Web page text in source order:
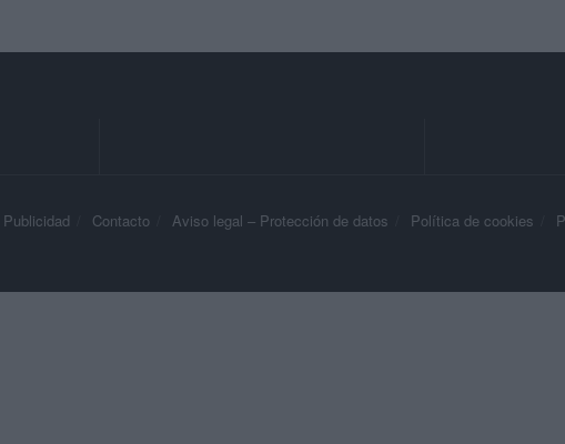
Publicidad Contacto Aviso legal – Protección de datos Política de cookies